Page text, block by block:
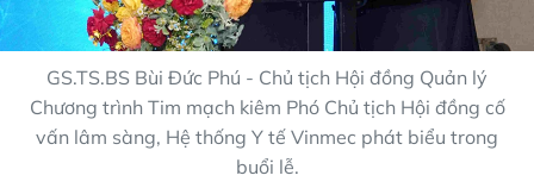
GS.TS.BS Bùi Đức Phú - Chủ tịch Hội đồng Quản lý
Chương trình Tim mạch kiêm Phó Chủ tịch Hội đồng cố
vấn lâm sàng, Hệ thống Y tế Vinmec phát biểu trong
buổi lễ.